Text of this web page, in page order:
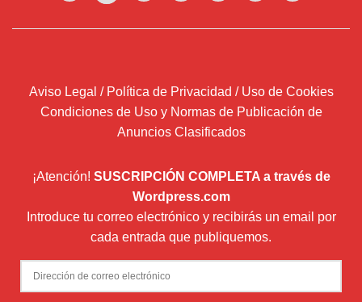
Aviso Legal / Política de Privacidad / Uso de Cookies
Condiciones de Uso y Normas de Publicación de
Anuncios Clasificados
¡Atención! SUSCRIPCIÓN COMPLETA a través de
Wordpress.com
Introduce tu correo electrónico y recibirás un email por
cada entrada que publiquemos.
Dirección
de